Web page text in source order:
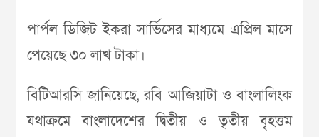
পার্পল ডিজিট ইকরা সার্ভিসের মাধ্যমে এপ্রিল মাসে
পেয়েছে ৩০ লাখ টাকা।
বিটিআরসি জানিয়েছে, রবি আজিয়াটা ও বাংলালিংক
যথাক্রমে বাংলাদেশের দ্বিতীয় ও তৃতীয় বৃহত্তম